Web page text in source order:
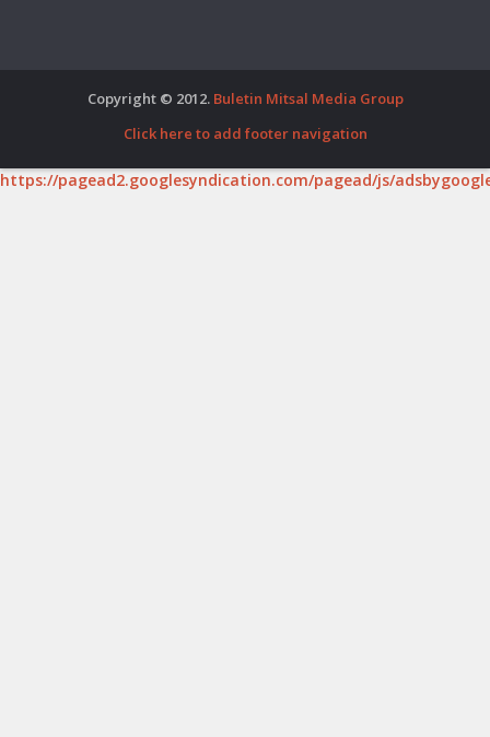
Copyright © 2012. Buletin Mitsal Media Group
Click here to add footer navigation
https://pagead2.googlesyndication.com/pagead/js/